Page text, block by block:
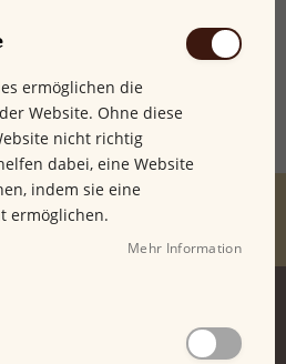
ermöglichen die
Website. Ohne diese
nicht richtig
dabei, eine Website
indem sie eine
ermöglichen.
Mehr Information